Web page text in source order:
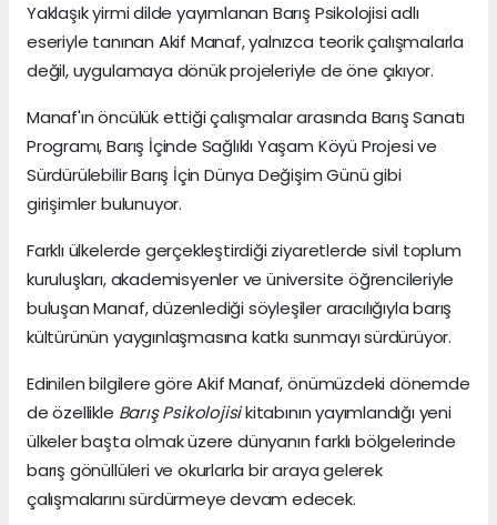
Yaklaşık yirmi dilde yayımlanan Barış Psikolojisi adlı
eseriyle tanınan Akif Manaf, yalnızca teorik çalışmalarla
değil, uygulamaya dönük projeleriyle de öne çıkıyor.
Manaf'ın öncülük ettiği çalışmalar arasında Barış Sanatı
Programı, Barış İçinde Sağlıklı Yaşam Köyü Projesi ve
Sürdürülebilir Barış İçin Dünya Değişim Günü gibi
girişimler bulunuyor.
Farklı ülkelerde gerçekleştirdiği ziyaretlerde sivil toplum
kuruluşları, akademisyenler ve üniversite öğrencileriyle
buluşan Manaf, düzenlediği söyleşiler aracılığıyla barış
kültürünün yaygınlaşmasına katkı sunmayı sürdürüyor.
Edinilen bilgilere göre Akif Manaf, önümüzdeki dönemde
de özellikle Barış Psikolojisikitabının yayımlandığı yeni
ülkeler başta olmak üzere dünyanın farklı bölgelerinde
barış gönüllüleri ve okurlarla bir araya gelerek
çalışmalarını sürdürmeye devam edecek.